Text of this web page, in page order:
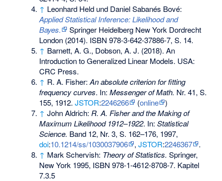
↑ Leonhard Held und Daniel Sabanés Bové:
Applied Statistical Inference: Likelihood and
Bayes.
Springer Heidelberg New York Dordrecht
London (2014). ISBN 978-3-642-37886-7, S. 14.
↑ Barnett, A. G., Dobson, A. J. (2018). An
Introduction to Generalized Linear Models. USA:
CRC Press.
↑ R. A. Fisher:An absolute criterion for fitting
frequency curves. In:Messenger of Math. Nr. 41, S.
155, 1912.JSTOR:2246266 (online
)
↑ John Aldrich: R. A. Fisher and the Making of
Maximum Likelihood 1912–1922. In:Statistical
Science. Band 12, Nr. 3, S. 162–176, 1997,
doi:10.1214/ss/1030037906 ,JSTOR:2246367
.
↑ Mark Schervish: Theory of Statistics. Springer,
New York 1995, ISBN 978-1-4612-8708-7. Kapitel
7.3.5